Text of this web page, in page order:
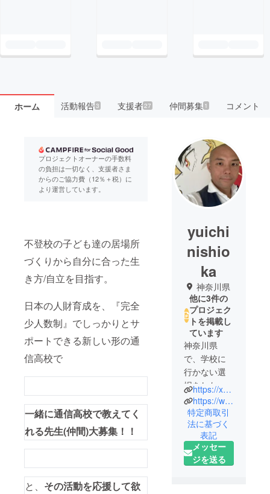
ホーム 活動報告3 支援者27 仲間募集 1 コメント
プロジェクトオーナーの手数料
の負担は一切なく、支援者さま
からのご協力費（12％＋税）に
より運営しています。
不登校の子ども達の居場所
づくりから自分に合った生
き方/自立を目指す。
日本の人財育成を、『完全
少人数制』でしっかりとサ
ポートできる新しい形の通
信高校で
一緒に通信高校で教えてく
れる先生(仲間)大募集！！
と、 その活動を応援して欲
yuichi
nishio
ka
神奈川県
他に3件の
プロジェク
トを掲載し
ています
神奈川県
で、学校に
行かない選
択をした子
たちのため
の”フリース
クール”『家
庭塾のミラ
イ』を主宰
しておりま
https://xn--u8j2a4s0cyjr34q.jp/
https://www.facebook.com/yuichi.nishioka.71
特定商取引
法に基づく
表記
メッセー
ジを送る